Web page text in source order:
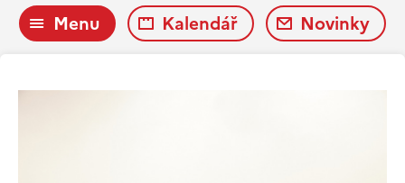
Menu Kalendář Novinky